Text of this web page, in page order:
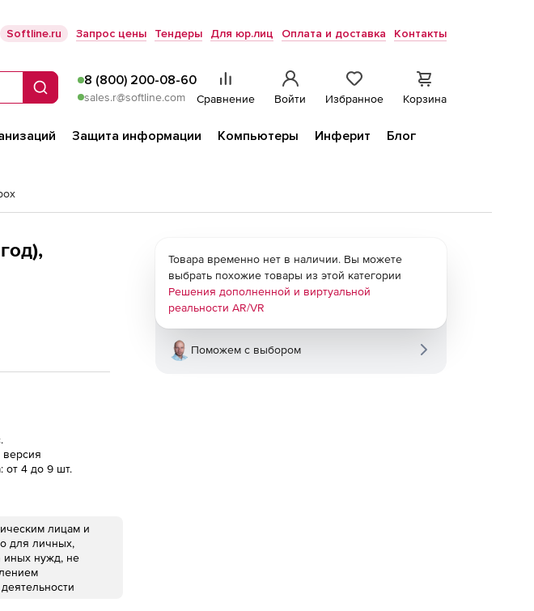
Softline.ru Запрос цены Тендеры Для юр.лиц Оплата и доставка Контакты
Поиск
8 (800) 200-08-60
sales.r@softline.com Сравнение Войти Избранное Корзина
Защита информации Компьютеры Инферит
Блог
версия
от 4 до 9 шт.
лицам и
для личных,
иных нужд, не
Товара временно нет в наличии. Вы можете
выбрать похожие товары из этой категории
Решения дополненной и виртуальной
реальности AR/VR
Поможем с выбором